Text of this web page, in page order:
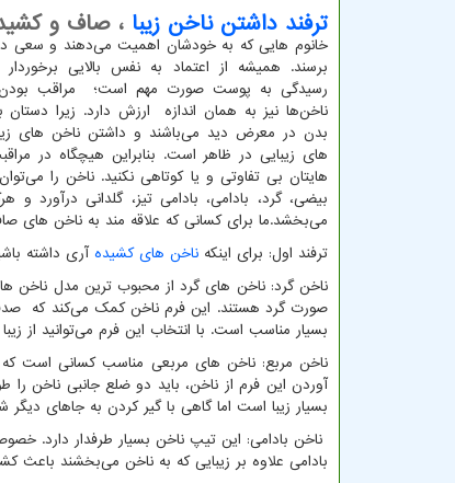
ترفند داشتن ناخن زیبا ، صاف و
خانوم هایی که به خودشان اهمیت می‌دهند و سعی
برسند. همیشه از اعتماد به نفس بالایی
رسیدگی به پوست صورت مهم است؛ مراقب
ناخن‌ها نیز به همان اندازه ارزش دارد. زیرا دستان
بدن در معرض دید می‌باشند و داشتن ناخن های
های زیبایی در ظاهر است. بنابراین هیچگاه در
هایتان بی تفاوتی و یا کوتاهی نکنید. ناخن را
بیضی، گرد، بادامی، بادامی تیز، گلدانی
می‌بخشد.ما برای کسانی که علاقه مند به ناخن های
ترفند اول: برای اینکه ناخن های کشیده آری داشته
ناخن گرد: ناخن های گرد از محبوب ترین مدل ناخن
صورت گرد هستند. این فرم ناخن کمک می‌کند که صدف
بسیار مناسب است. با انتخاب این فرم می‌توانید از
ناخن مربع: ناخن های مربعی مناسب کسانی است
آوردن این فرم از ناخن، باید دو ضلع جانبی ناخن
بسیار زیبا است اما گاهی با گیر کردن به جاهای
ناخن بادامی: این تیپ ناخن بسیار طرفدار دارد.
بادامی علاوه بر زیبایی که به ناخن می‌بخشند